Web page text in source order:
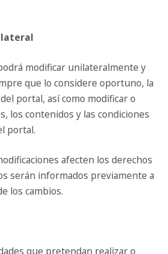
modificar unilateralmente y
que lo considere oportuno, la
portal, así como modificar o
los contenidos y las condiciones
portal.
afecten los derechos
serán informados previamente a
los cambios.
que pretendan realizar o